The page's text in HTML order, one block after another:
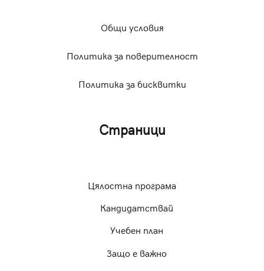
Общи условия
Политика за поверителност
Политика за бисквитки
Страници
Цялостна програма
Кандидатствай
Учебен план
Защо е важно